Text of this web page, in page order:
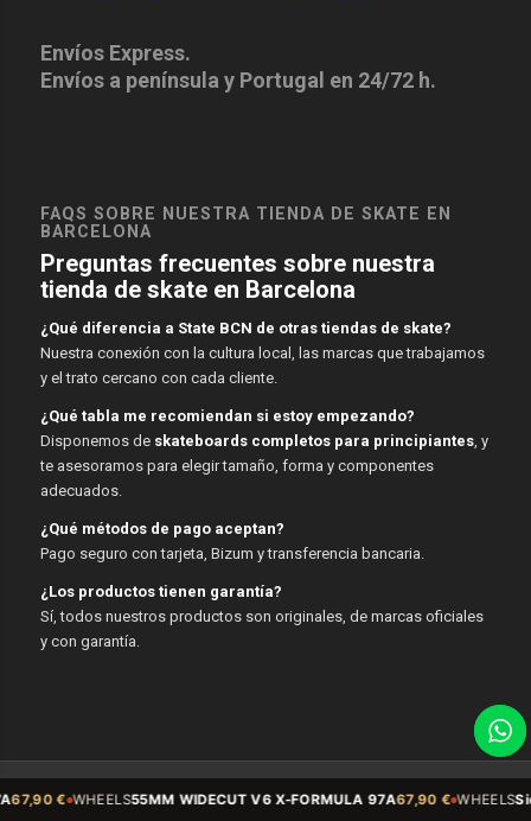
Envíos Express.
Envíos a península y Portugal en 24/72 h.
FAQS SOBRE NUESTRA TIENDA DE SKATE EN
BARCELONA
Preguntas frecuentes sobre nuestra
tienda de skate en Barcelona
¿Qué diferencia a State BCN de otras tiendas de skate?
Nuestra conexión con la cultura local, las marcas que trabajamos
y el trato cercano con cada cliente.
¿Qué tabla me recomiendan si estoy empezando?
Disponemos de skateboards completos para principiantes, y
te asesoramos para elegir tamaño, forma y componentes
adecuados.
¿Qué métodos de pago aceptan?
Pago seguro con tarjeta, Bizum y transferencia bancaria.
¿Los productos tienen garantía?
Sí, todos nuestros productos son originales, de marcas oficiales
y con garantía.
© Copyright - State BCN - 2026
55MM WIDECUT V6 X-FORMULA 97A67,90 € WHEELSSidecut 54mm